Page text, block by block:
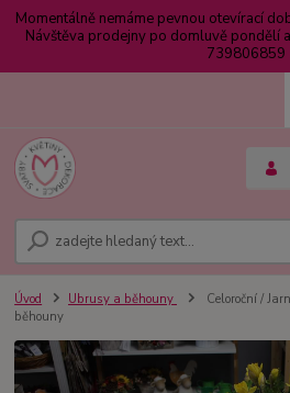
Momentálně nemáme pevnou otevírací
Návštěva prodejny po domluvě pondělí
739806859
Úvod Ubrusy a běhouny
Celoroční /
běhouny